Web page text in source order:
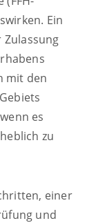
Ein
mit den
es
zu
einer
und